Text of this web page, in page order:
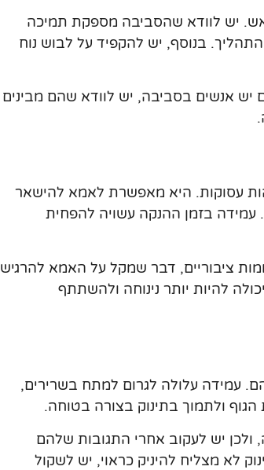
יש לוודא שהסביבה מספקת תמיכה
בנוסף, יש להקפיד על לבוש נוח
אנשים בסביבה, יש לוודא שהם מבינים
עסוקות. היא מאפשרת לאמא להישאר
עמידה בזמן ההנקה עשויה להפחית
ציבוריים, דבר שמקל על האמא להרגיש
להיות יותר נינוחה ולהשתתף
עמידה עלולה לגרום למתח בשרירים,
ולתמוך בתינוק בצורה בטוחה.
ולכן יש לעקוב אחרי התגובות שלהם
לא מצליח להיניק כראוי, יש לשקול